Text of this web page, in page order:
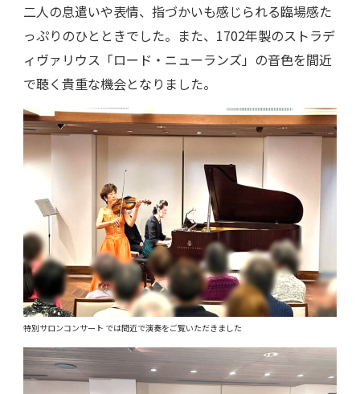
二人の息遣いや表情、指づかいも感じられる臨場感た
っぷりのひとときでした。また、1702年製のストラデ
ィヴァリウス「ロード・ニューランズ」の音色を間近
で聴く貴重な機会となりました。
特別サロンコンサート では間近で演奏をご覧いただきました